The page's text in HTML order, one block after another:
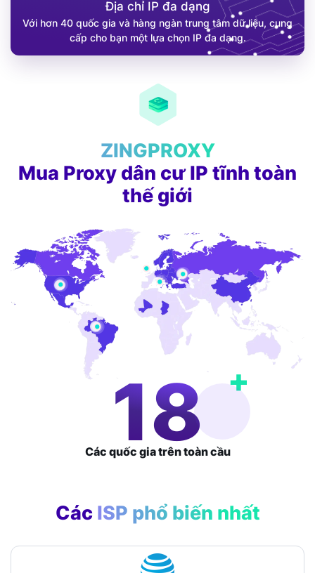
Địa chỉ IP đa dạng
Với hơn 40 quốc gia và hàng ngàn trung tâm dữ liệu, cung
cấp cho bạn một lựa chọn IP đa dạng.
ZINGPROXY
Mua Proxy dân cư IP tĩnh toàn
thế giới
30 +
Các quốc giatrên toàn cầu
Các ISP phổ biến nhất